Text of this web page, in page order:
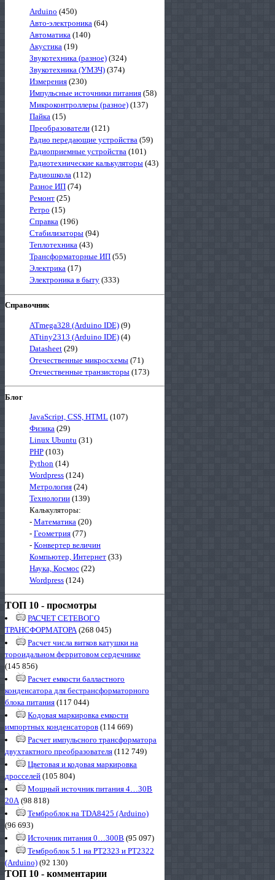
Arduino (450)
Авто-электроника (64)
Автоматика (140)
Акустика (19)
Звукотехника (разное) (324)
Звукотехника (УМЗЧ) (374)
Измерения (230)
Импульсные источники питания (58)
Микроконтроллеры (разное) (137)
Пайка (15)
Преобразователи (121)
Радио передающие устройства (59)
Радиоприемные устройства (101)
Радиотехнические калькуляторы (43)
Радиошкола (112)
Разное ИП (74)
Ремонт (25)
Ретро (15)
Справка (196)
Стабилизаторы (94)
Теплотехника (43)
Трансформаторные ИП (55)
Электрика (17)
Электроника в быту (333)
Справочник
ATmega328 (Arduino IDE) (9)
ATtiny2313 (Arduino IDE) (4)
Datasheet (29)
Отечественные микросхемы (71)
Отечественные транзисторы (173)
Блог
JavaScript, CSS, HTML (107)
Физика (29)
Linux Ubuntu (31)
PHP (103)
Python (14)
Wordpress (124)
Метрология (24)
Технологии (139)
Калькуляторы:
- Математика (20)
- Геометрия (77)
- Конвертер величин
Компьютер, Интернет (33)
Наука, Космос (22)
Wordpress (124)
ТОП 10 - просмотры
РАСЧЕТ СЕТЕВОГО
ТРАНСФОРМАТОРА(268 045)
Расчет числа витков катушки на
тороидальном ферритовом сердечнике
(145 856)
Расчет емкости балластного
конденсатора для бестрансформаторного
блока питания (117 044)
Кодовая маркировка емкости
импортных конденсаторов (114 669)
Расчет импульсного трансформатора
двухтактного преобразователя (112 749)
Цветовая и кодовая маркировка
дросселей (105 804)
Мощный источник питания 4…30В
20А(98 818)
Темброблок на TDA8425 (Arduino)
(96 693)
Источник питания 0…300В (95 097)
Темброблок 5.1 на PT2323 и PT2322
(Arduino) (92 130)
ТОП 10 - комментарии